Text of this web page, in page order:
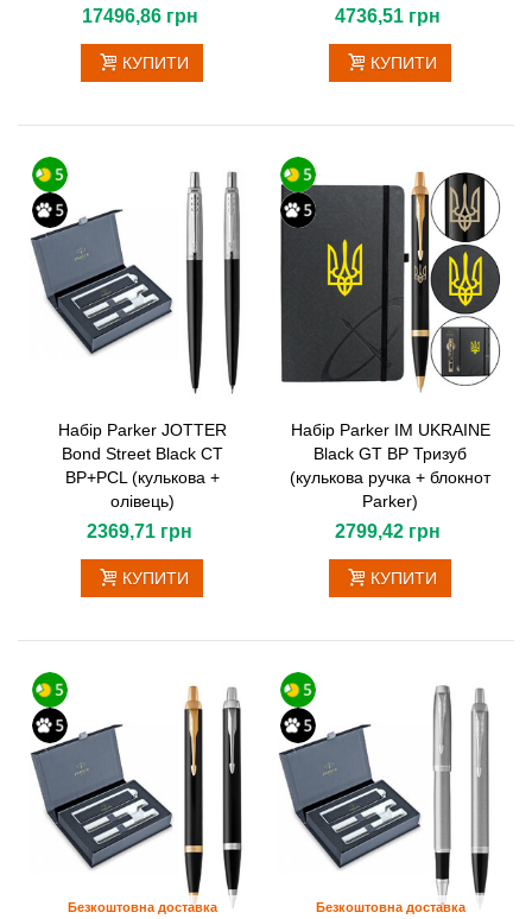
17496,86 грн
КУПИТИ
4736,51 грн
КУПИТИ
Набір Parker JOTTER
Bond Street Black CT
BP+PCL (кулькова +
олівець)
2369,71 грн
КУПИТИ
Набір Parker IM UKRAINE
Black GT BP Тризуб
(кулькова ручка + блокнот
Parker)
2799,42 грн
КУПИТИ
Безкоштовна доставка Безкоштовна доставка